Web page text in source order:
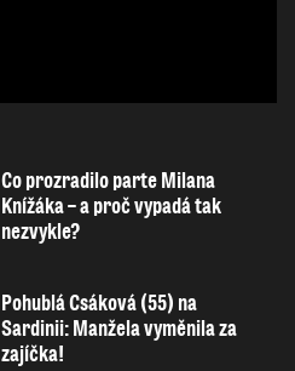
Co prozradilo parte Milana
Knížáka – a proč vypadá tak
nezvykle?
Pohublá Csáková (55) na
Sardinii: Manžela vyměnila za
zajíčka!